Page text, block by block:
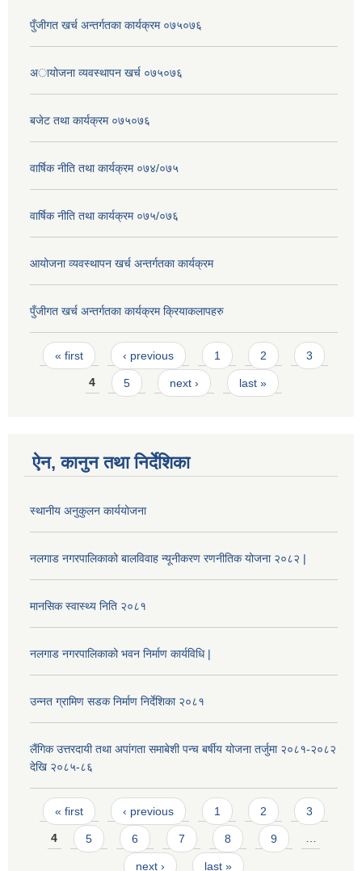
पुँजीगत खर्च अन्तर्गतका कार्यक्रम ०७५०७६
अायोजना व्यवस्थापन खर्च ०७५०७६
बजेट तथा कार्यक्रम ०७५०७६
वार्षिक नीति तथा कार्यक्रम ०७४/०७५
वार्षिक नीति तथा कार्यक्रम ०७५/०७६
आयोजना व्यवस्थापन खर्च अन्तर्गतका कार्यक्रम
पुँजीगत खर्च अन्तर्गतका कार्यक्रम क्रियाकलापहरु
Pages
« first ‹ previous 1 2 3
4 5 next › last »
ऐन, कानुन तथा निर्देशिका
स्थानीय अनुकुलन कार्ययोजना
नलगाड नगरपालिकाको बालविवाह न्यूनीकरण रणनीतिक योजना २०८२ |
मानसिक स्वास्थ्य निति २०८१
नलगाड नगरपालिकाको भवन निर्माण कार्यविधि |
उन्नत ग्रामिण सडक निर्माण निर्देशिका २०८१
लैंगिक उत्तरदायी तथा अपांगता समाबेशी पन्च बर्षीय योजना तर्जुमा २०८१-२०८२
देखि २०८५-८६
Pages
« first ‹ previous 1 2 3
4 5 6 7 8 9 …
next › last »